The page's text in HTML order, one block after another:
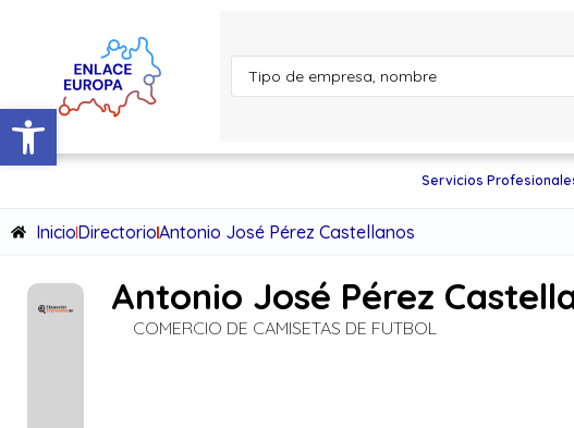
Abrir barra de herramientas
Servicios
InicioDirectorioAntonio José Pérez Castellanos
Antonio José Pérez
COMERCIO DE CAMISETAS DE FUTBOL